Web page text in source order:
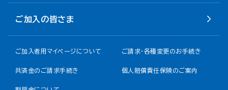
ご加入の皆さま
ご加入者用マイページについて ご請求・各種変更のお手続き
共済金のご請求手続き 個人賠償責任保険のご案内